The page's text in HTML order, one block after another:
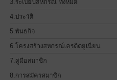
3.ระเบียบสหกรณ์ ทั้งหมด
4.ประวัติ
5.พันธกิจ
6.โครงสร้างสหกรณ์เครดิตยูเนี่ยน
7.คู่มือสมาชิก
8.การสมัครสมาชิก